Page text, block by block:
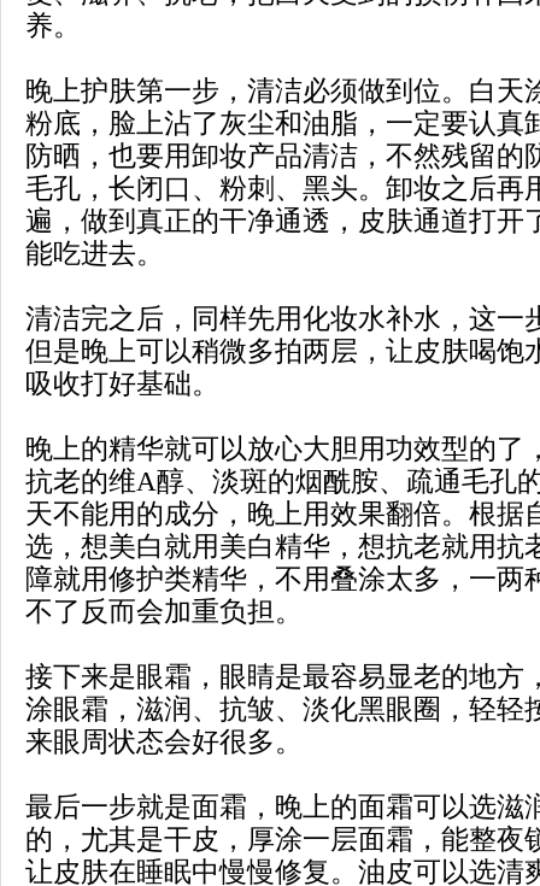
养。
晚上护肤第一步，清洁必须做到位。白天
粉底，脸上沾了灰尘和油脂，一定要认真
防晒，也要用卸妆产品清洁，不然残留的
毛孔，长闭口、粉刺、黑头。卸妆之后再
遍，做到真正的干净通透，皮肤通道打开
能吃进去。
清洁完之后，同样先用化妆水补水，这一
但是晚上可以稍微多拍两层，让皮肤喝饱
吸收打好基础。
晚上的精华就可以放心大胆用功效型的了
抗老的维A醇、淡斑的烟酰胺、疏通毛孔
天不能用的成分，晚上用效果翻倍。根据
选，想美白就用美白精华，想抗老就用抗
障就用修护类精华，不用叠涂太多，一两
不了反而会加重负担。
接下来是眼霜，眼睛是最容易显老的地方
涂眼霜，滋润、抗皱、淡化黑眼圈，轻轻
来眼周状态会好很多。
最后一步就是面霜，晚上的面霜可以选滋
的，尤其是干皮，厚涂一层面霜，能整夜
让皮肤在睡眠中慢慢修复。油皮可以选清